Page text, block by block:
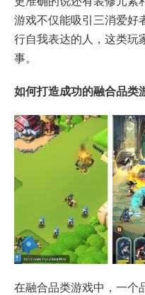
游戏不仅能吸引三消爱好
行自我表达的人，这类玩
事。
如何打造成功的融合品类
在融合品类游戏中，一个